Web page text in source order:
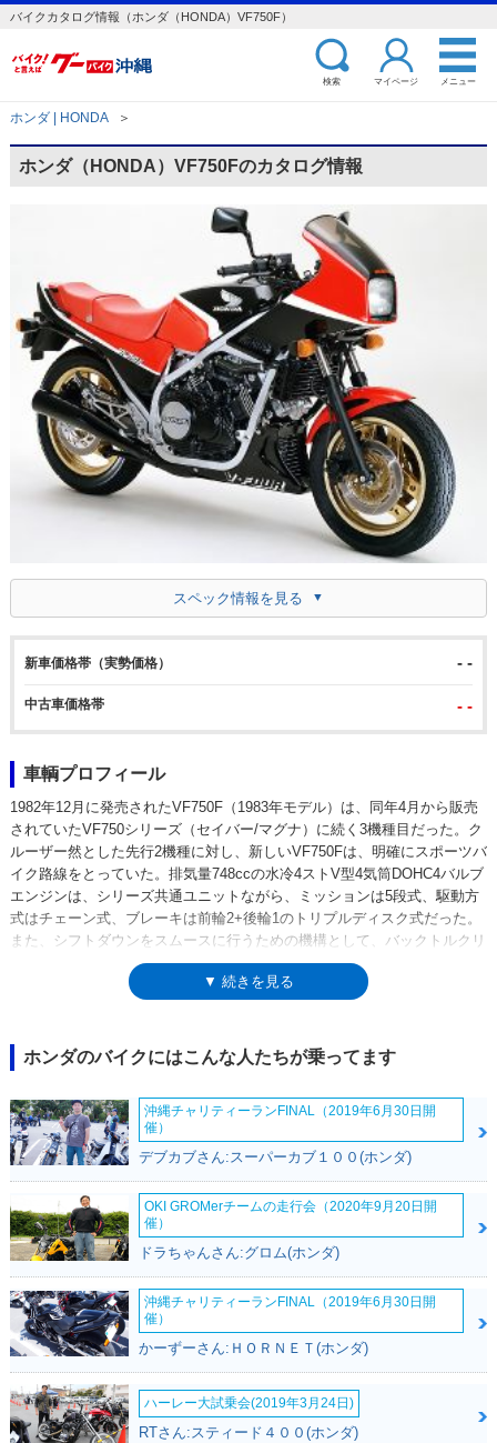
バイクカタログ情報（ホンダ（HONDA）VF750F）
検索 マイページ メニュー
ホンダ | HONDA ＞
ホンダ（HONDA）VF750Fのカタログ情報
スペック情報を見る
新車価格帯（実勢価格） - -
中古車価格帯 - -
車輌プロフィール
1982年12月に発売されたVF750F（1983年モデル）は、同年4月から販売
されていたVF750シリーズ（セイバー/マグナ）に続く3機種目だった。ク
ルーザー然とした先行2機種に対し、新しいVF750Fは、明確にスポーツバ
イク路線をとっていた。排気量748ccの水冷4ストV型4気筒DOHC4バルブ
エンジンは、シリーズ共通ユニットながら、ミッションは5段式、駆動方
式はチェーン式、ブレーキは前輪2+後輪1のトリプルディスク式だった。
また、シフトダウンをスムースに行うための機構として、バックトルクリ
ミッターを採用。これはWGPレーサーのNR500からのフィードバックで
もあった。登場から約3年後の1986年春には、フルフェアリングを採用し
▼ 続きを見る
ホンダのバイクにはこんな人たちが乗ってます
沖縄チャリティーランFINAL（2019年6月30日開
催）
デブカブさん:スーパーカブ１００(ホンダ)
OKI GROMerチームの走行会（2020年9月20日開
催）
ドラちゃんさん:グロム(ホンダ)
沖縄チャリティーランFINAL（2019年6月30日開
催）
かーずーさん:ＨＯＲＮＥＴ(ホンダ)
ハーレー大試乗会(2019年3月24日)
RTさん:スティード４００(ホンダ)